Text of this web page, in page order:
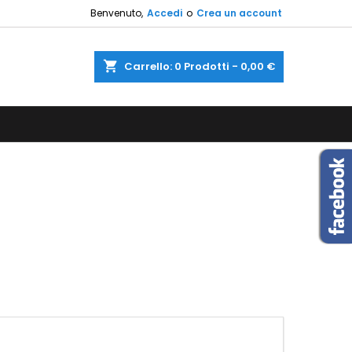
Benvenuto, Accedi o Crea un account
shopping_cart Carrello: 0 Prodotti - 0,00 €